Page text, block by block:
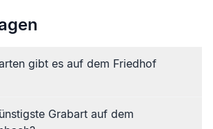
gibt es auf dem Friedhof
Grabart auf dem